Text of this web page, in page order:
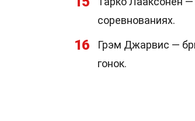
соревнованиях.
16
Грэм Джарвис —
гонок.